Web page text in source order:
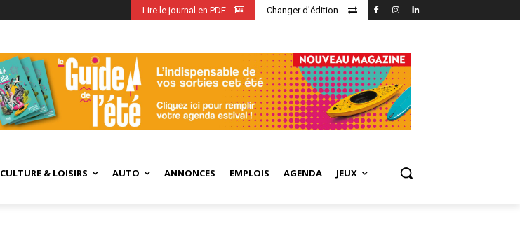
Changer d'édition
Lire le journal en PDF
CULTURE & LOISIRS AUTO ANNONCES EMPLOIS AGENDA JEUX